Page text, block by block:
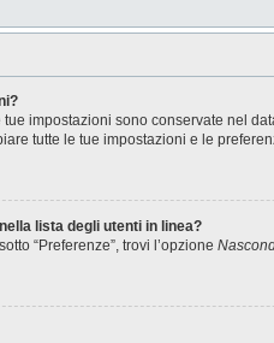
impostazioni sono conservate nel
tutte le tue impostazioni e le
lista degli utenti in linea?
“Preferenze”, trovi l’opzione